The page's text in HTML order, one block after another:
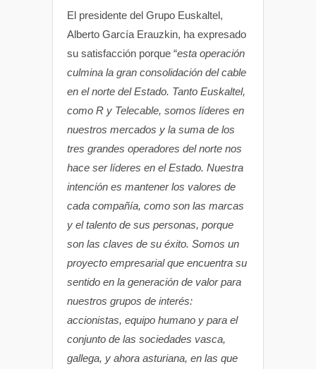
El presidente del Grupo Euskaltel,
Alberto García Erauzkin, ha expresado
su satisfacción porque “esta operación
culmina la gran consolidación del cable
en el norte del Estado. Tanto Euskaltel,
como R y Telecable, somos líderes en
nuestros mercados y la suma de los
tres grandes operadores del norte nos
hace ser líderes en el Estado. Nuestra
intención es mantener los valores de
cada compañía, como son las marcas
y el talento de sus personas, porque
son las claves de su éxito. Somos un
proyecto empresarial que encuentra su
sentido en la generación de valor para
nuestros grupos de interés:
accionistas, equipo humano y para el
conjunto de las sociedades vasca,
gallega, y ahora asturiana, en las que